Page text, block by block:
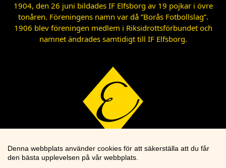
1904, den 26 juni bildades IF Elfsborg av 19 pojkar i övre
tonåren. Föreningens namn var då ”Borås Fotbollslag”.
1906 blev föreningen medlem i Riksidrottsförbundet och
namnet ändrades samtidigt till IF Elfsborg.
Denna webbplats använder cookies för att säkerställa att du får
den bästa upplevelsen på vår webbplats.